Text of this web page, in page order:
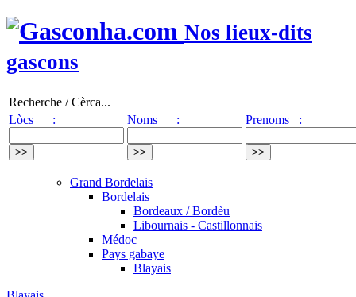
Nos lieux-dits
gascons
Recherche / Cèrca...
Lòcs :
Noms : Prenoms :
Grand Bordelais
Bordelais
Bordeaux / Bordèu
Libournais - Castillonnais
Médoc
Pays gabaye
Blayais